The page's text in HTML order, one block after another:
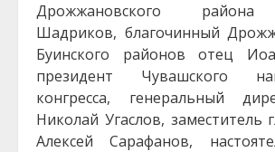
Дрожжановского района
Шадриков, благочинный
Буинского районов отец
президент Чувашского
конгресса, генеральный
Николай Угаслов, заместитель
Алексей Сарафанов,